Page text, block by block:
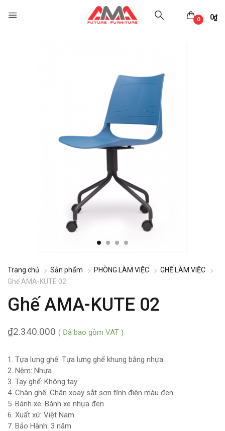
0₫
0
Trang chủ Sản phẩm PHÒNG LÀM VIỆC
GHẾ LÀM VIỆC
Ghế AMA-KUTE 02
Ghế AMA-KUTE 02
2.340.000
₫ ( Đã bao gồm VAT )
1. Tựa lưng ghế: Tựa lưng ghế khung bằng nhựa
2. Nệm: Nhựa
3. Tay ghế: Không tay
4. Chân ghế: Chân xoay sắt sơn tĩnh điện màu đen
5. Bánh xe: Bánh xe nhựa đen
6. Xuất xứ: Việt Nam
7. Bảo Hành: 3 năm